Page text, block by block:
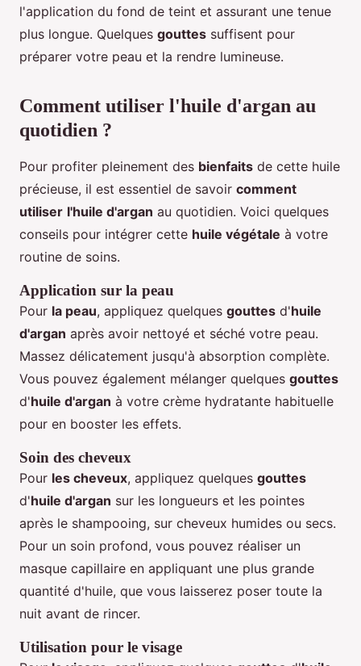
l'application du fond de teint et assurant une tenue
plus longue. Quelques gouttes suffisent pour
préparer votre peau et la rendre lumineuse.
Comment utiliser l'huile d'argan au
quotidien ?
Pour profiter pleinement des bienfaits de cette huile
précieuse, il est essentiel de savoir comment
utiliser l'huile d'argan au quotidien. Voici quelques
conseils pour intégrer cette huile végétale à votre
routine de soins.
Application sur la peau
Pour la peau, appliquez quelques gouttes d'huile
d'argan après avoir nettoyé et séché votre peau.
Massez délicatement jusqu'à absorption complète.
Vous pouvez également mélanger quelques gouttes
d'huile d'argan à votre crème hydratante habituelle
pour en booster les effets.
Soin des cheveux
Pour les cheveux, appliquez quelques gouttes
d'huile d'argan sur les longueurs et les pointes
après le shampooing, sur cheveux humides ou secs.
Pour un soin profond, vous pouvez réaliser un
masque capillaire en appliquant une plus grande
quantité d'huile, que vous laisserez poser toute la
nuit avant de rincer.
Utilisation pour le visage